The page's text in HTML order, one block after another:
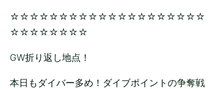
☆☆☆☆☆☆☆☆☆☆☆☆☆☆☆☆☆☆☆☆
☆☆☆☆☆☆☆☆
GW折り返し地点！
本日もダイバー多め！ダイブポイントの争奪戦